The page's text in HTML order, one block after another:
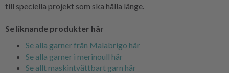
till speciella projekt som ska hålla länge.
Se liknande produkter här
Se alla garner från Malabrigo här
Se alla garner i merinoull här
Se allt maskintvättbart garn här